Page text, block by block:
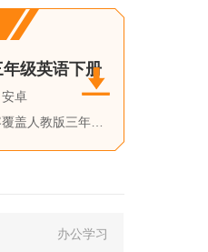
年级英语下册
卓
办公学习